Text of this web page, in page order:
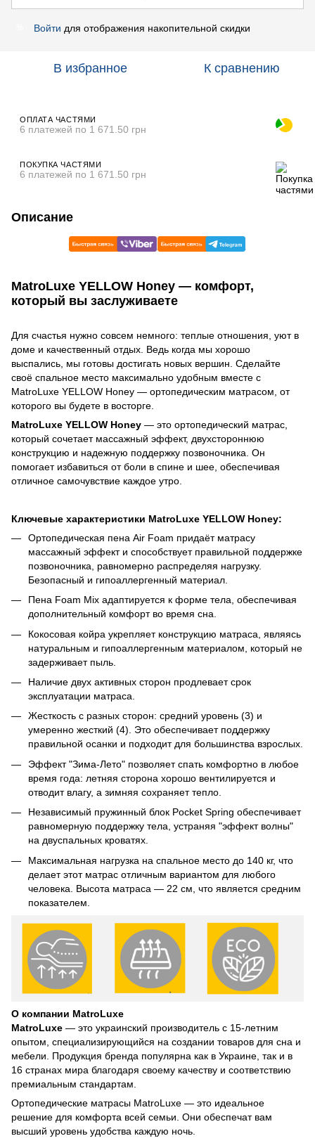
Войти для отображения накопительной скидки
В избранное К сравнению
ОПЛАТА ЧАСТЯМИ
6 платежей по 1 671.50 грн
ПОКУПКА ЧАСТЯМИ
6 платежей по 1 671.50 грн
Описание
MatroLuxe YELLOW Honey — комфорт,
который вы заслуживаете
Для счастья нужно совсем немного: теплые отношения, уют в
доме и качественный отдых. Ведь когда мы хорошо
выспались, мы готовы достигать новых вершин. Сделайте
своё спальное место максимально удобным вместе с
MatroLuxe YELLOW Honey — ортопедическим матрасом, от
которого вы будете в восторге.
MatroLuxe YELLOW Honey — это ортопедический матрас,
который сочетает массажный эффект, двухстороннюю
конструкцию и надежную поддержку позвоночника. Он
помогает избавиться от боли в спине и шее, обеспечивая
отличное самочувствие каждое утро.
Ключевые характеристики MatroLuxe YELLOW Honey:
Ортопедическая пена Air Foam придаёт матрасу
массажный эффект и способствует правильной поддержке
позвоночника, равномерно распределяя нагрузку.
Безопасный и гипоаллергенный материал.
Пена Foam Mix адаптируется к форме тела, обеспечивая
дополнительный комфорт во время сна.
Кокосовая койра укрепляет конструкцию матраса, являясь
натуральным и гипоаллергенным материалом, который не
задерживает пыль.
Наличие двух активных сторон продлевает срок
эксплуатации матраса.
Жесткость с разных сторон: средний уровень (3) и
умеренно жесткий (4). Это обеспечивает поддержку
правильной осанки и подходит для большинства взрослых.
Эффект "Зима-Лето" позволяет спать комфортно в любое
время года: летняя сторона хорошо вентилируется и
отводит влагу, а зимняя сохраняет тепло.
Независимый пружинный блок Pocket Spring обеспечивает
равномерную поддержку тела, устраняя "эффект волны"
на двуспальных кроватях.
Максимальная нагрузка на спальное место до 140 кг, что
делает этот матрас отличным вариантом для любого
человека. Высота матраса — 22 см, что является средним
показателем.
О компании MatroLuxe
MatroLuxe — это украинский производитель с 15-летним
опытом, специализирующийся на создании товаров для сна и
мебели. Продукция бренда популярна как в Украине, так и в
16 странах мира благодаря своему качеству и соответствию
премиальным стандартам.
Ортопедические матрасы MatroLuxe — это идеальное
решение для комфорта всей семьи. Они обеспечат вам
высший уровень удобства каждую ночь.